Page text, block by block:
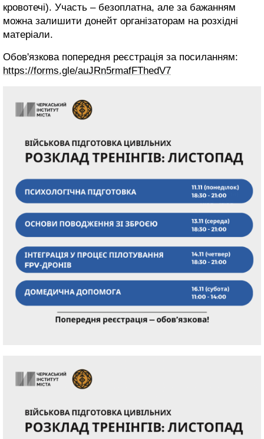
кровотечі). Участь – безоплатна, але за бажанням
можна залишити донейт організаторам на розхідні
матеріали.
Обов'язкова попередня реєстрація за посиланням:
https://forms.gle/auJRn5rmafFThedV7